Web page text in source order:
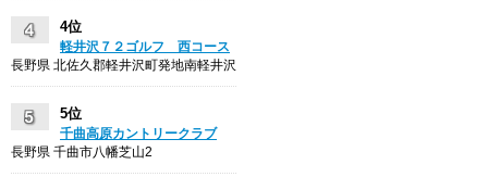
4位
軽井沢７２ゴルフ 西コース
長野県 北佐久郡軽井沢町発地南軽井沢
5位
千曲高原カントリークラブ
長野県 千曲市八幡芝山2